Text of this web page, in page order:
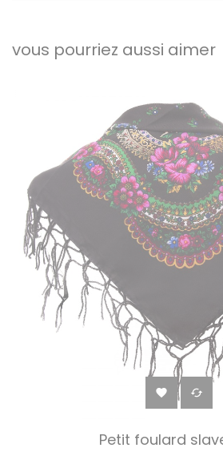
vous pourriez aussi aimer
 
Petit foulard